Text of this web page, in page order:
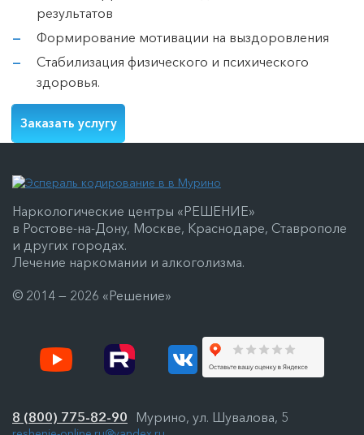
результатов
Формирование мотивации на выздоровления
Стабилизация физического и психического
здоровья.
Заказать услугу
Наркологические центры «РЕШЕНИЕ»
в Ростове-на-Дону, Москве, Краснодаре, Ставрополе
и других городах.
Лечение наркомании и алкоголизма.
© 2014 — 2026 «Решение»
8 (800) 775-82-90 Мурино, ул. Шувалова, 5